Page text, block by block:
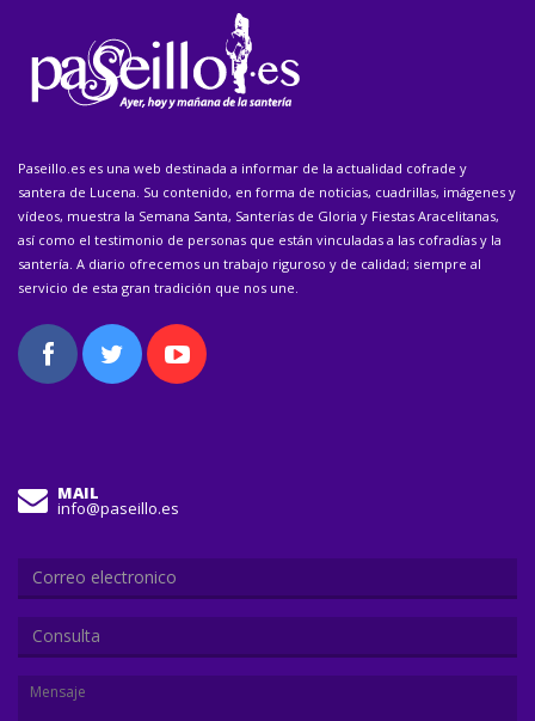
Paseillo.es es una web destinada a informar de la actualidad cofrade y
santera de Lucena. Su contenido, en forma de noticias, cuadrillas, imágenes y
vídeos, muestra la Semana Santa, Santerías de Gloria y Fiestas Aracelitanas,
así como el testimonio de personas que están vinculadas a las cofradías y la
santería. A diario ofrecemos un trabajo riguroso y de calidad; siempre al
servicio de esta gran tradición que nos une.
MAIL
info@paseillo.es
Consulta